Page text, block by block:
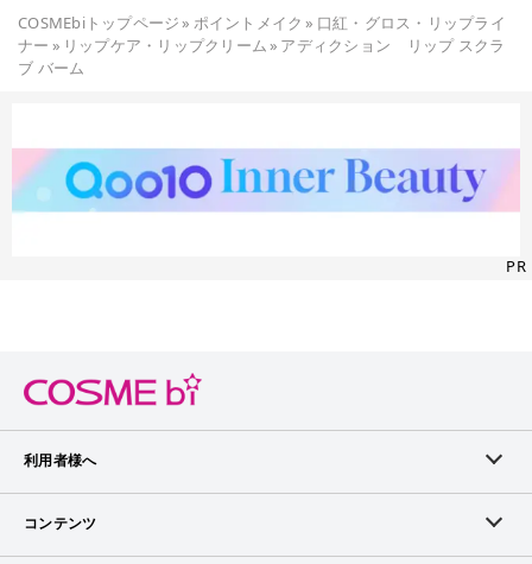
COSMEbiトップページ» ポイントメイク » 口紅・グロス・リップライ
ナー » リップケア・リップクリーム» アディクション リップ スクラ
ブ バーム
PR
利用者様へ
メンバーログイン
コンテンツ